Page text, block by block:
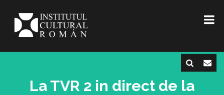
La TVR 2 in direct de la